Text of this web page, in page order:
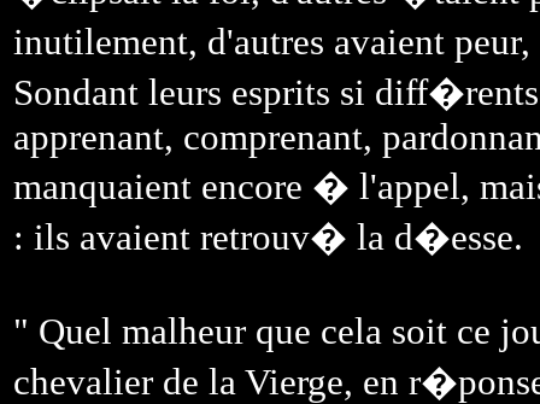
inutilement, d'autres avaient
Sondant leurs esprits si
apprenant, comprenant,
manquaient encore � l'appel,
: ils avaient retrouv� la d�esse.
" Quel malheur que cela soit ce
chevalier de la Vierge, en